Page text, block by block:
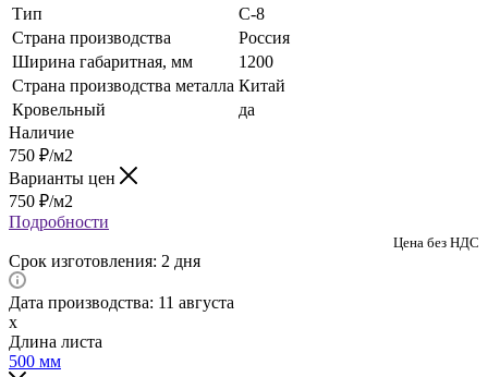
Тип
C-8
Страна производства
Россия
Ширина габаритная, мм
1200
Страна производства металла Китай
Кровельный
да
Наличие
750 ₽/м2
Варианты цен
750 ₽/м2
Подробности
Цена без НДС
Срок изготовления: 2 дня
Дата производства: 11 августа
x
Длина листа
500 мм